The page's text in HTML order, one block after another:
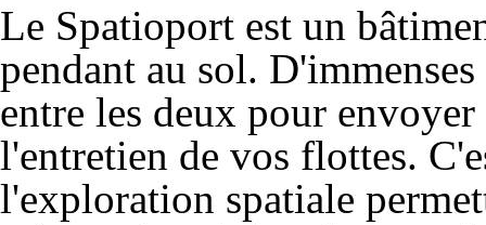
Le Spatioport est un
pendant au sol.
entre les deux pour envoyer
l'entretien de vos flottes.
l'exploration spatiale